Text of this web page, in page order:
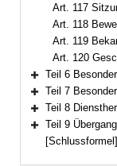
Art. 117
Art. 118
Art. 119
Art. 120
Bereich erweitern
Teil 6
Bereich erweitern
Teil 7 Besondere Vorschriften für die
Bereich erweitern
Teil 8
Bereich erweitern
Teil 9
[Schlussformel]